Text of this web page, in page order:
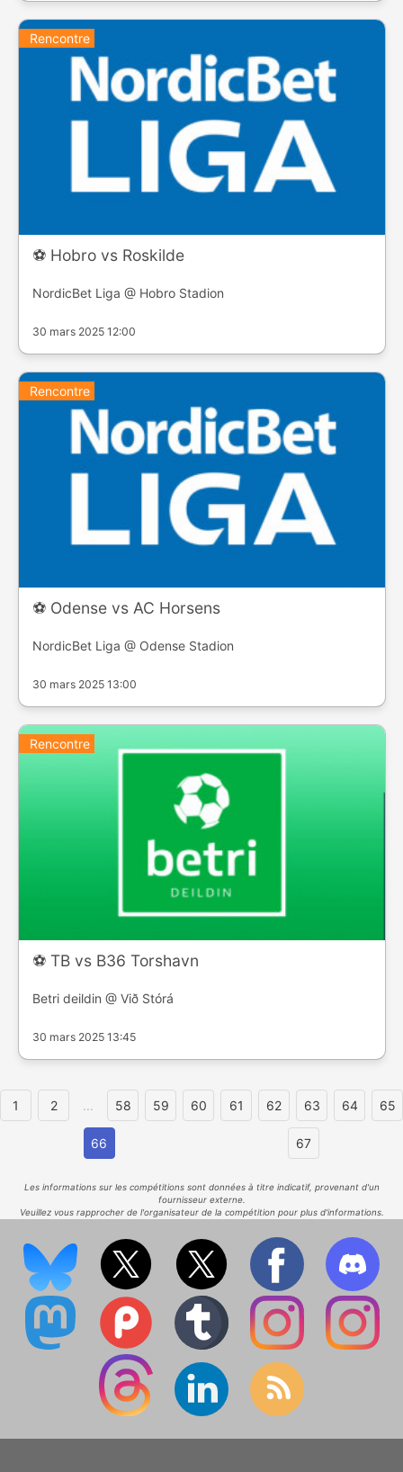
Rencontre
⚽️ Hobro vs Roskilde
NordicBet Liga @ Hobro Stadion
30 mars 2025 12:00
Rencontre
⚽️ Odense vs AC Horsens
NordicBet Liga @ Odense Stadion
30 mars 2025 13:00
Rencontre
⚽️ TB vs B36 Torshavn
Betri deildin @ Við Stórá
30 mars 2025 13:45
1 2 ... 58 59 60 61 62 63 64 65
66 67
Les informations sur les compétitions sont données à titre indicatif, provenant d'un
fournisseur externe.
Veuillez vous rapprocher de l'organisateur de la compétition pour plus d'informations.